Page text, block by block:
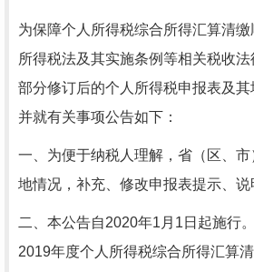
为保障个人所得税综合所得汇算清缴
所得税法及其实施条例等相关税收
部分修订后的个人所得税申报表及其
并就有关事项公告如下：
一、为便于纳税人理解，省（区、
地情况，补充、修改申报表提示、说
二、本公告自2020年1月1日起施行
2019年度个人所得税综合所得汇算